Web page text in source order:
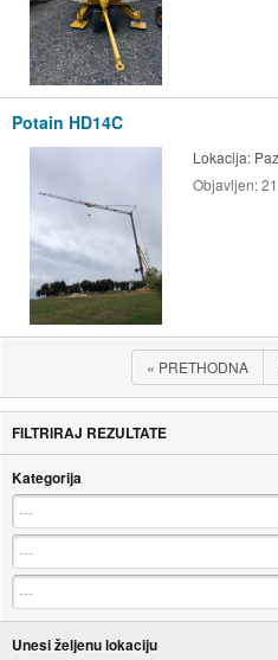
Potain HD14C
Lokacija:
Objavljen:
« PRETHODNA
FILTRIRAJ REZULTATE
Kategorija
Unesi željenu lokaciju